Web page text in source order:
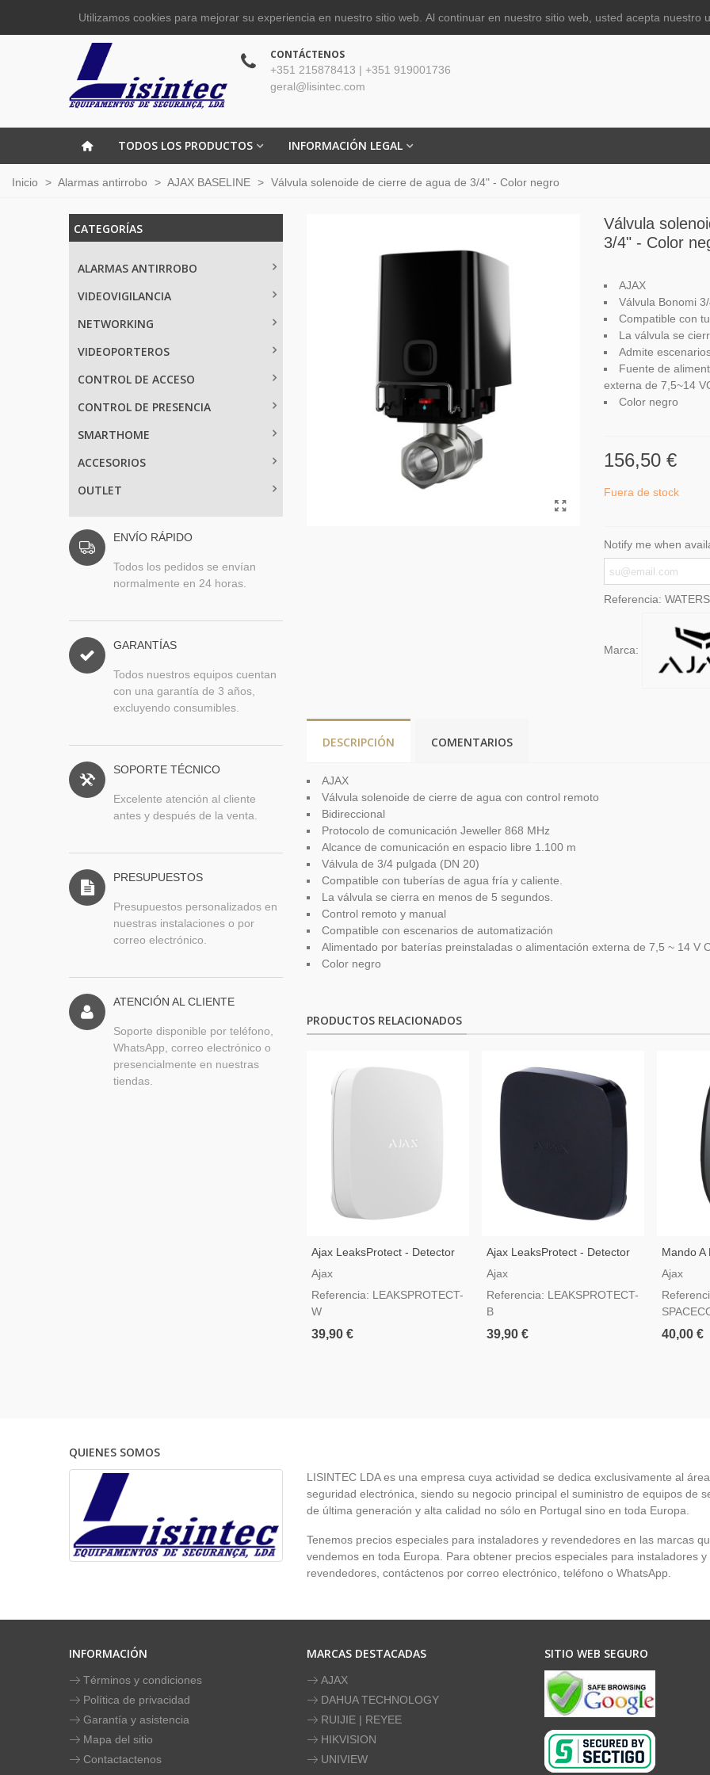
CONTÁCTENOS
+351 215878413 | +351 919001736
geral@lisintec.com
TODOS LOS PRODUCTOS INFORMACIÓN LEGAL
Inicio > Alarmas antirrobo > AJAX BASELINE > Válvula solenoide de cierre de agua de 3/4" - Color negro
CATEGORÍAS
ALARMAS ANTIRROBO
VIDEOVIGILANCIA
NETWORKING
VIDEOPORTEROS
CONTROL DE ACCESO
CONTROL DE PRESENCIA
SMARTHOME
ACCESORIOS
OUTLET
ENVÍO RÁPIDO
Todos los pedidos se envían
normalmente en 24 horas.
GARANTÍAS
Todos nuestros equipos cuentan
con una garantía de 3 años,
excluyendo consumibles.
SOPORTE TÉCNICO
Excelente atención al cliente
antes y después de la venta.
PRESUPUESTOS
Presupuestos personalizados en
nuestras instalaciones o por
correo electrónico.
ATENCIÓN AL CLIENTE
Soporte disponible por teléfono,
WhatsApp, correo electrónico o
presencialmente en nuestras
tiendas.
Válvula
3/4" - Color
AJAX
Válvula Bonomi
Compatible con
La válvula se
Admite
Fuente de
externa de 7,5~14
Color negro
156,50 €
Fuera de stock
Notify me when
Referencia:
Marca:
DESCRIPCIÓN COMENTARIOS
AJAX
Válvula solenoide de cierre de agua con control remoto
Bidireccional
Protocolo de comunicación Jeweller 868 MHz
Alcance de comunicación en espacio libre 1.100 m
Válvula de 3/4 pulgada (DN 20)
Compatible con tuberías de agua fría y caliente.
La válvula se cierra en menos de 5 segundos.
Control remoto y manual
Compatible con escenarios de automatización
Alimentado por baterías preinstaladas o alimentación externa de 7,5 ~ 14 V
Color negro
PRODUCTOS RELACIONADOS
Ajax LeaksProtect - Detector
De Inundación Inalámbrico -
Ajax
Referencia: LEAKSPROTECT-
W
39,90 €
Ajax LeaksProtect - Detector
De Inundación Inalámbrico -
Ajax
Referencia: LEAKSPROTECT-
B
39,90 €
Mando A
Superior
Pánico
Ajax
40,00 €
QUIENES SOMOS
LISINTEC LDA es una empresa cuya actividad se dedica exclusivamente al
seguridad electrónica, siendo su negocio principal el suministro de equipos de
de última generación y alta calidad no sólo en Portugal sino en toda Europa.
Tenemos precios especiales para instaladores y revendedores en las marcas
vendemos en toda Europa. Para obtener precios especiales para instaladores y
revendedores, contáctenos por correo electrónico, teléfono o WhatsApp.
INFORMACIÓN
Términos y condiciones
Política de privacidad
Garantía y asistencia
Mapa del sitio
Contactactenos
MARCAS DESTACADAS
AJAX
DAHUA TECHNOLOGY
RUIJIE | REYEE
HIKVISION
UNIVIEW
SITIO WEB SEGURO
Utilizamos cookies para mejorar su experiencia en nuestro sitio web. Al continuar en nuestro sitio web, usted acepta nuestro